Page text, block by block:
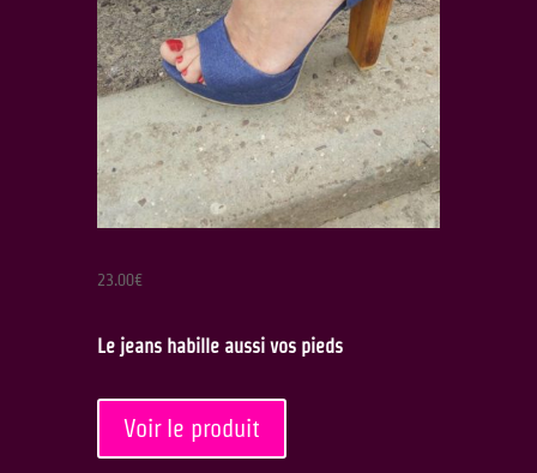
23.00€
Le jeans habille aussi vos pieds
Voir le produit